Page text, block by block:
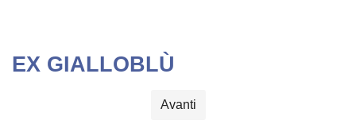
EX GIALLOBLÙ
Avanti